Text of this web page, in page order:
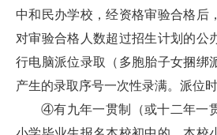
中和民办学校，经资格审验合格后
对审验合格人数超过招生计划的公
行电脑派位录取（多胞胎子女捆绑
产生的录取序号一次性录满。派位时
④有九年一贯制（或十二年一